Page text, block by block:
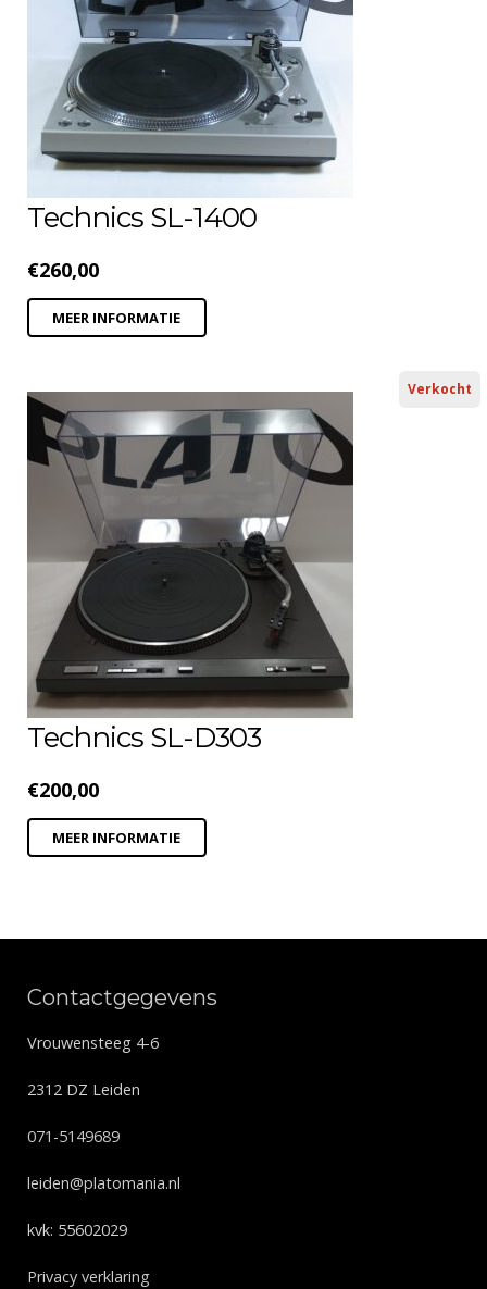
Technics SL-1400
€260,00
MEER INFORMATIE
Verkocht
Technics SL-D303
€200,00
MEER INFORMATIE
Contactgegevens
Vrouwensteeg 4-6
2312 DZ Leiden
071-5149689
leiden@platomania.nl
kvk: 55602029
Privacy verklaring